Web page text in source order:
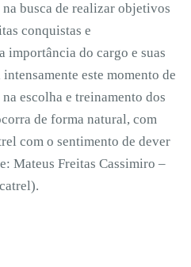
busca de realizar objetivos
conquistas e
importância do cargo e suas
este momento de
escolha e treinamento dos
de forma natural, com
com o sentimento de dever
Mateus Freitas Cassimiro –